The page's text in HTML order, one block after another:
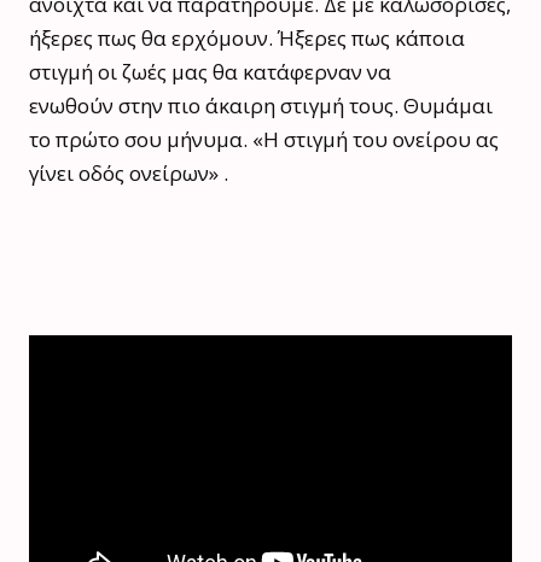
ήξερες πως θα ερχόμουν. Ήξερες πως κάποια
στιγμή οι ζωές μας θα κατάφερναν να
ενωθούν στην πιο άκαιρη στιγμή τους. Θυμάμαι
το πρώτο σου μήνυμα. «Η στιγμή του ονείρου ας
γίνει οδός ονείρων» .